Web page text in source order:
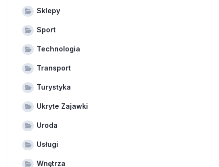
Sklepy
Sport
Technologia
Transport
Turystyka
Ukryte Zajawki
Uroda
Usługi
Wnętrza